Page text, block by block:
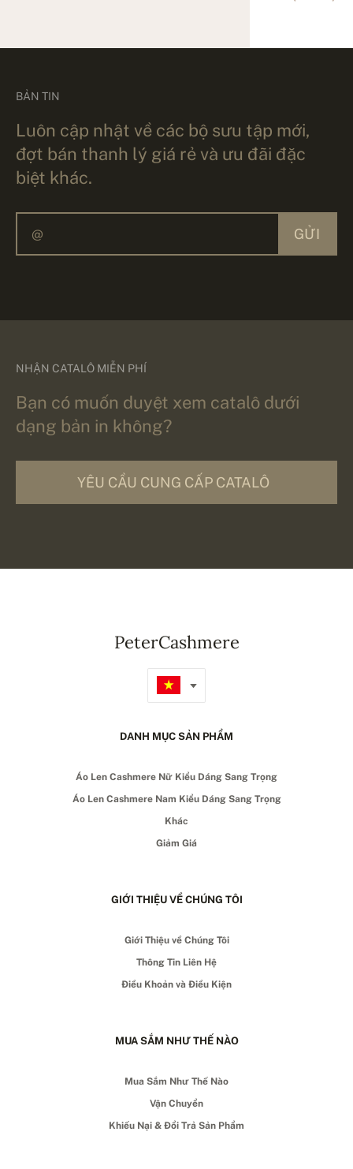
BẢN TIN
Luôn cập nhật về các bộ sưu tập mới,
đợt bán thanh lý giá rẻ và ưu đãi đặc
biệt khác.
GỬI
NHẬN CATALÔ MIỄN PHÍ
Bạn có muốn duyệt xem catalô dưới
dạng bản in không?
YÊU CẦU CUNG CẤP CATALÔ
PeterCashmere
DANH MỤC SẢN PHẨM
Áo Len Cashmere Nữ Kiểu Dáng Sang Trọng
Áo Len Cashmere Nam Kiểu Dáng Sang Trọng
Khác
Giảm Giá
GIỚI THIỆU VỀ CHÚNG TÔI
Giới Thiệu về Chúng Tôi
Thông Tin Liên Hệ
Điều Khoản và Điều Kiện
MUA SẮM NHƯ THẾ NÀO
Mua Sắm Như Thế Nào
Vận Chuyển
Khiếu Nại & Đổi Trả Sản Phẩm